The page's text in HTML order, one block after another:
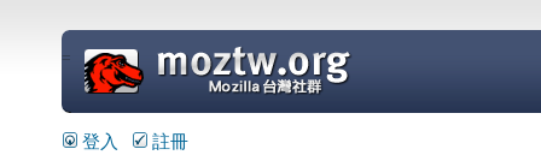
=
登入 註冊